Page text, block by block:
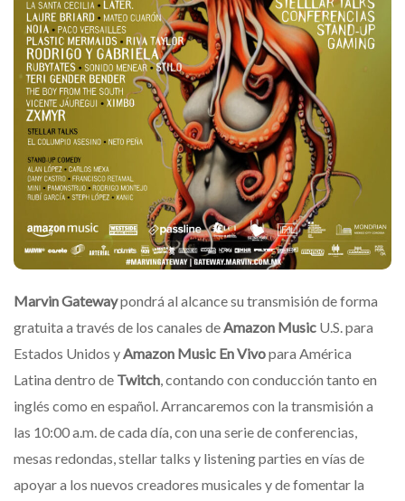
Marvin Gatewaypondrá al alcance su transmisión de forma
gratuita a través de los canales deAmazon Music U.S. para
Estados Unidos yAmazon Music En Vivopara América
Latina dentro de Twitch, contando con conducción tanto en
inglés como en español. Arrancaremos con la transmisión a
las 10:00 a.m. de cada día, con una serie de conferencias,
mesas redondas, stellar talks y listening parties en vías de
apoyar a los nuevos creadores musicales y de fomentar la